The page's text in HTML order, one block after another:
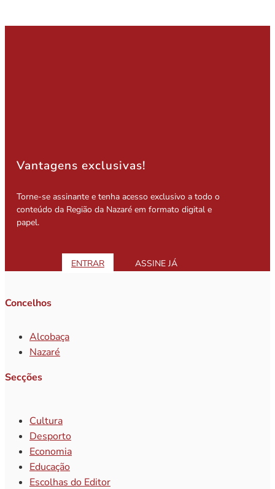
Vantagens exclusivas!
Torne-se assinante e tenha acesso exclusivo a todo o
conteúdo da Região da Nazaré em formato digital e
papel.
ENTRAR ASSINE JÁ
Concelhos
Alcobaça
Nazaré
Secções
Cultura
Desporto
Economia
Educação
Escolhas do Editor